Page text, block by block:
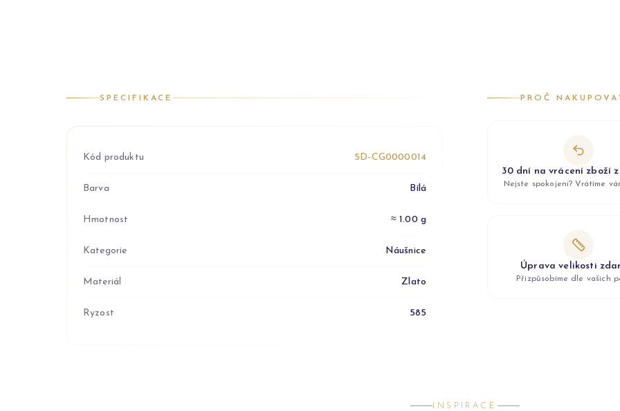
SPECIFIKACE
Kód produktu 5D-CG0000014
Barva Bílá
Hmotnost ≈ 1.00 g
Kategorie Náušnice
Materiál Zlato
Ryzost 585
PROČ
30 dní na vrácení zboží z
Nejste spokojeni? Vrátíme
Úprava velikosti
Přizpůsobíme dle vašich
INSPIRACE